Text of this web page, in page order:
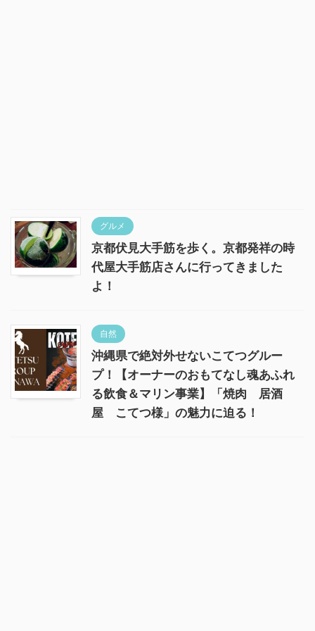
グルメ
京都伏見大手筋を歩く。京都発祥の時
代屋大手筋店さんに行ってきました
よ！
自然
沖縄県で絶対外せないこてつグルー
プ！【オーナーのおもてなし魂あふれ
る飲食＆マリン事業】「焼肉 居酒
屋 こてつ様」の魅力に迫る！